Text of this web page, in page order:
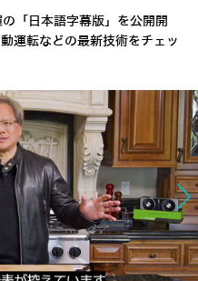
「日本語字幕版」を公開開
運転などの最新技術をチェッ